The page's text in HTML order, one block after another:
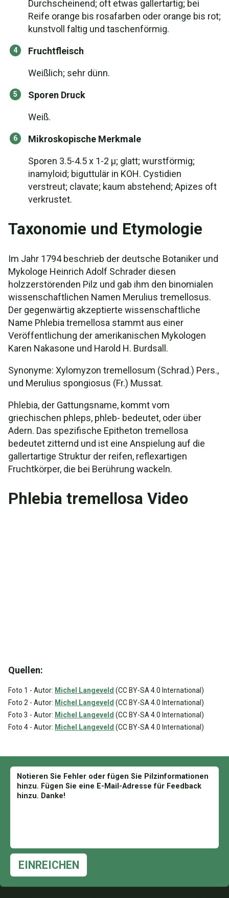
Durchscheinend; oft etwas gallertartig; bei
Reife orange bis rosafarben oder orange bis rot;
kunstvoll faltig und taschenförmig.
Fruchtfleisch
Weißlich; sehr dünn.
Sporen Druck
Weiß.
Mikroskopische Merkmale
Sporen 3.5-4.5 x 1-2 µ; glatt; wurstförmig;
inamyloid; biguttulär in KOH. Cystidien
verstreut; clavate; kaum abstehend; Apizes oft
verkrustet.
Taxonomie und Etymologie
Im Jahr 1794 beschrieb der deutsche Botaniker und
Mykologe Heinrich Adolf Schrader diesen
holzzerstörenden Pilz und gab ihm den binomialen
wissenschaftlichen Namen Merulius tremellosus.
Der gegenwärtig akzeptierte wissenschaftliche
Name Phlebia tremellosa stammt aus einer
Veröffentlichung der amerikanischen Mykologen
Karen Nakasone und Harold H. Burdsall.
Synonyme: Xylomyzon tremellosum (Schrad.) Pers.,
und Merulius spongiosus (Fr.) Mussat.
Phlebia, der Gattungsname, kommt vom
griechischen phleps, phleb- bedeutet, oder über
Adern. Das spezifische Epitheton tremellosa
bedeutet zitternd und ist eine Anspielung auf die
gallertartige Struktur der reifen, reflexartigen
Fruchtkörper, die bei Berührung wackeln.
Phlebia tremellosa Video
Quellen:
Foto 1 - Autor: Michel Langeveld (CC BY-SA 4.0 International)
Foto 2 - Autor: Michel Langeveld (CC BY-SA 4.0 International)
Foto 3 - Autor: Michel Langeveld (CC BY-SA 4.0 International)
Foto 4 - Autor: Michel Langeveld (CC BY-SA 4.0 International)
EINREICHEN